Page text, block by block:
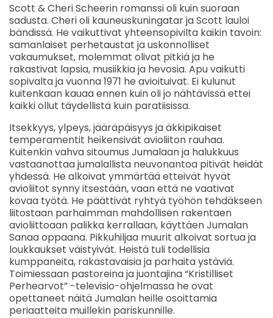
Scott & Cheri Scheerin romanssi oli kuin suoraan
sadusta. Cheri oli kauneuskuningatar ja Scott lauloi
bändissä. He vaikuttivat yhteensopivilta kaikin tavoin:
samanlaiset perhetaustat ja uskonnolliset
vakaumukset, molemmat olivat pitkiä ja he
rakastivat lapsia, musiikkia ja hevosia. Apu vaikutti
sopivalta ja vuonna 1971 he avioituivat. Ei kulunut
kuitenkaan kauaa ennen kuin oli jo nähtävissä ettei
kaikki ollut täydellistä kuin paratiisissa.
Itsekkyys, ylpeys, jääräpäisyys ja äkkipikaiset
temperamentit heikensivät avioliiton rauhaa.
Kuitenkin vahva sitoumus Jumalaan ja halukkuus
vastaanottaa jumalallista neuvonantoa pitivät heidät
yhdessä. He alkoivat ymmärtää etteivät hyvät
avioliitot synny itsestään, vaan että ne vaativat
kovaa työtä. He päättivät ryhtyä työhön tehdäkseen
liitostaan parhaimman mahdollisen rakentaen
avioliittoaan palikka kerrallaan, käyttäen Jumalan
Sanaa oppaana. Pikkuhiljaa muurit alkoivat sortua ja
loukkaukset väistyivät. Heistä tuli todellisia
kumppaneita, rakastavaisia ja parhaita ystäviä.
Toimiessaan pastoreina ja juontajina “Kristilliset
Perhearvot” -televisio-ohjelmassa he ovat
opettaneet näitä Jumalan heille osoittamia
periaatteita muillekin pariskunnille.